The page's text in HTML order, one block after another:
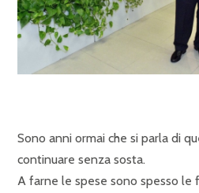
Sono anni ormai che si parla di
continuare senza sosta.
A farne le spese sono spesso le